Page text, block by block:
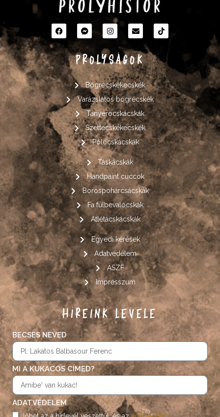
PROLYSÁGOK
Bögrécskékecskék
Varázslatos bögrécskék
Tányérocskácskák
Szettecskékecskék
Pólócskácskák
Táskácskák
Handpaint cuccok
Borospohárcsácskák
Fa fülbevalócskák
Atlétácskácskák
Egyedi kérések
Adatvédelem
ÁSZF
Impresszum
HÍREINK LEVELE
BECSES NEVED
MI A KUKACOS CÍMED?
ADATVÉDELEM